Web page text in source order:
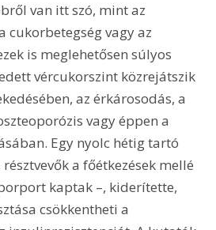
van itt szó, mint az
cukorbetegség vagy az
is meglehetősen súlyos
vércukorszint közrejátszik
az érkárosodás, a
vagy éppen a
Egy nyolc hétig tartó
a főétkezések mellé
kaptak –, kiderítette,
csökkentheti a